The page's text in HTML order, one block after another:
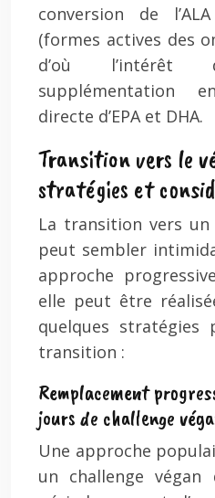
conversion de
(formes actives des
d’où l’intérêt
supplémentation
directe d’EPA et DHA.
Transition vers le
stratégies et
La transition vers un
peut sembler
approche
elle peut être
quelques
transition :
Remplacement
jours de challenge
Une approche
un challenge